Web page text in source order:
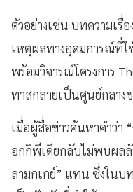
ตัวอย่างเช่น บทความเรื่
เหตุผลทางอุดมการณ์ที่
พร้อมวิจารณ์โครงการ
ทาสกลายเป็นศูนย์กลาง
เมื่อผู้สื่อข่าวค้นหาคำว่า “
อกกิพีเดียกลับไม่พบผล
ลามกเกย์” แทน ซึ่งในบ